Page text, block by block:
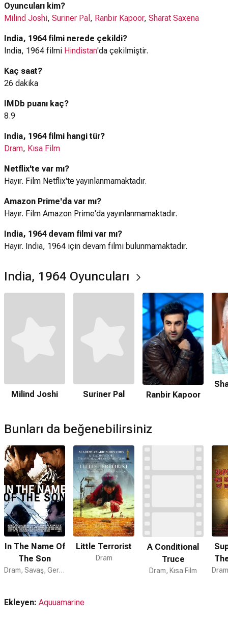
Oyuncuları kim?
Milind Joshi, Suriner Pal , Ranbir Kapoor, Sharat Saxena
India, 1964 filmi nerede çekildi?
India, 1964 filmi Hindistan'da çekilmiştir.
Kaç saat?
26 dakika
IMDb puanı kaç?
8.9
India, 1964 filmi hangi tür?
Dram, Kısa Film
Netflix'te var mı?
Hayır. Film Netflix'te yayınlanmamaktadır.
Amazon Prime'da var mı?
Hayır. Film Amazon Prime'da yayınlanmamaktadır.
India, 1964 devam filmi var mı?
Hayır. India, 1964 için devam filmi bulunmamaktadır.
India, 1964 Oyuncuları
Milind Joshi Suriner Pal Ranbir Kapoor
Bunları da beğenebilirsiniz
In The Name Of
The Son
Dram, Savaş, Gerilim
Little Terrorist
Dram
A Conditional
Truce
Dram, Kısa Film
Ekleyen: Aquuamarine